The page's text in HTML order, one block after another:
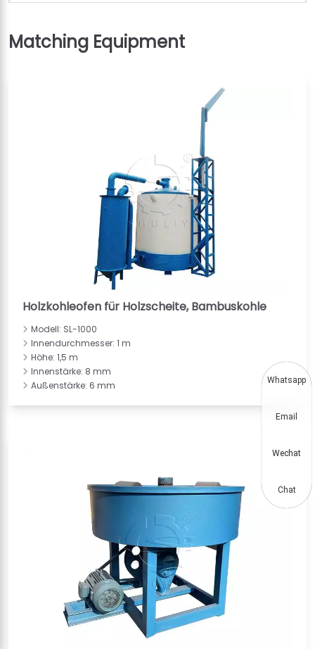
Holzkohleofen für Holzscheite, Bambuskohle
Modell: SL-1000
Innendurchmesser: 1 m
Höhe: 1,5 m
Innenstärke: 8 mm
Außenstärke: 6 mm
Whatsapp
Email
Wechat
Chat